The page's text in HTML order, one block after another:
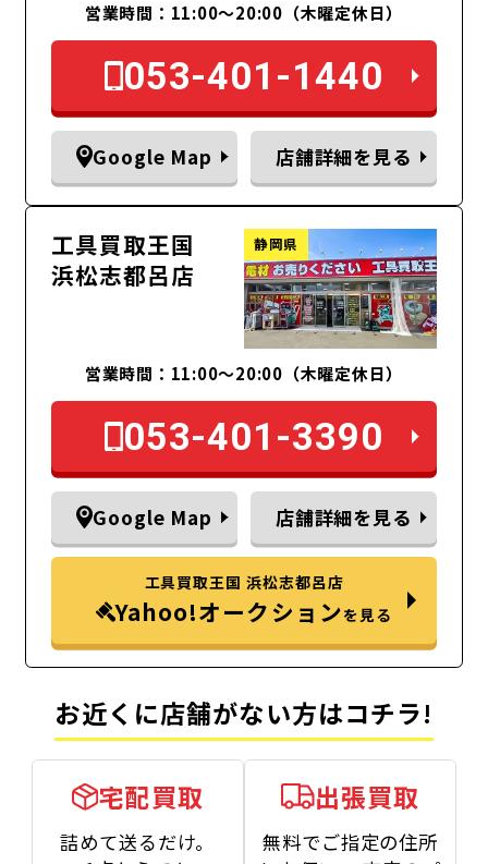
営業時間：11:00〜20:00（木曜定休日）
053-401-1440
Google Map 店舗詳細を見る
工具買取王国
浜松志都呂店
静岡県
営業時間：11:00～20:00（木曜定休日）
053-401-3390
Google Map 店舗詳細を見る
工具買取王国 浜松志都呂店
Yahoo!オークションを見る
お近くに店舗がない方はコチラ!
宅配買取
詰めて送るだけ。
出張買取
無料でご指定の住所